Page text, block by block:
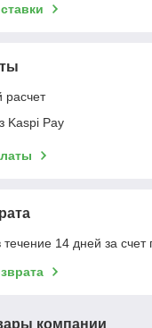
расчет
Kaspi Pay
течение 14 дней за счет
компании